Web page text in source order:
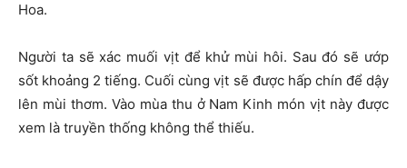
Hoa.
Người ta sẽ xác muối vịt để khử mùi hôi. Sau đó sẽ ướp
sốt khoảng 2 tiếng. Cuối cùng vịt sẽ được hấp chín để dậy
lên mùi thơm. Vào mùa thu ở Nam Kinh món vịt này được
xem là truyền thống không thể thiếu.